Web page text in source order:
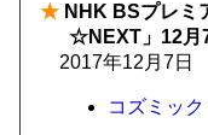
★ NHK BSプレミ
☆NEXT」12月
2017年12月7日
コズミッ